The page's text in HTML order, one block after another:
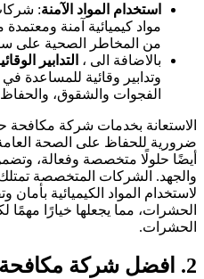
استخدام المواد الآمنة:
مواد كيميائية آمنة
من المخاطر الصحية على
بالاضافة الى ، التدابير
وتدابير وقائية للمساعدة
الفجوات والشقوق،
الاستعانة بخدمات شركة
ضرورية للحفاظ على الصحة
أيضًا حلولًا متخصصة وفعالة،
والجهد. الشركات المتخصصة تمتلك
لاستخدام المواد الكيميائية
الحشرات، مما يجعلها خيارًا
الحشرات.
2. افضل شركة